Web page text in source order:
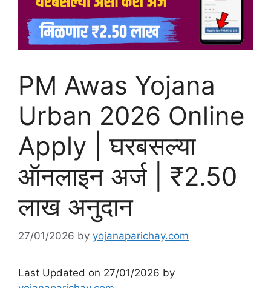
PM Awas Yojana
Urban 2026 Online
Apply | घरबसल्या
ऑनलाइन अर्ज | ₹2.50
लाख अनुदान
27/01/2026 by yojanaparichay.com
Last Updated on 27/01/2026 by